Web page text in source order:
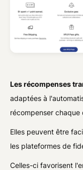
Les récompenses
adaptées à
récompenser chaque
Elles peuvent être
les plateformes de
Celles-ci favorisent